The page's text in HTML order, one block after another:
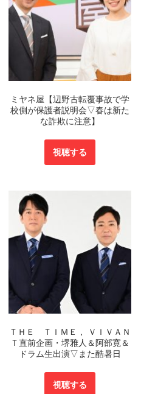
ミヤネ屋【辺野古転覆事故で学
校側が保護者説明会▽春は新た
な詐欺に注意】
視聴する
ＴＨＥ ＴＩＭＥ， ＶＩＶＡＮ
Ｔ直前企画・堺雅人＆阿部寛＆
ドラム生出演▽また酷暑日
視聴する